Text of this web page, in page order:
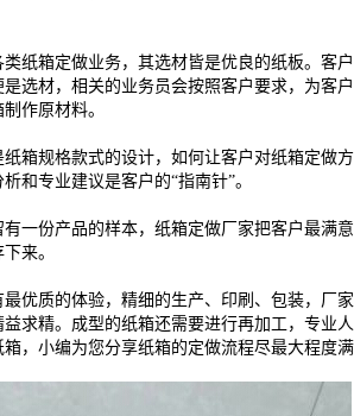
纸箱定做业务，其选材皆是优良的纸板。客户
选材，相关的业务员会按照客户要求，为客户
作原材料。
箱规格款式的设计，如何让客户对纸箱定做方
和专业建议是客户的“指南针”。
一份产品的样本，纸箱定做厂家把客户最满意
来。
优质的体验，精细的生产、印刷、包装，厂家
求精。成型的纸箱还需要进行再加工，专业人
，小编为您分享纸箱的定做流程尽最大程度满